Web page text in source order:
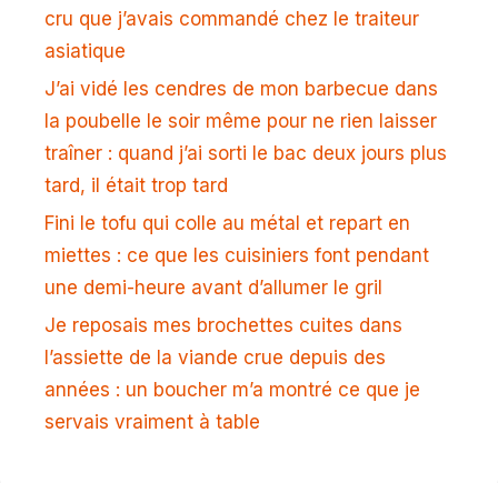
cru que j’avais commandé chez le traiteur
asiatique
J’ai vidé les cendres de mon barbecue dans
la poubelle le soir même pour ne rien laisser
traîner : quand j’ai sorti le bac deux jours plus
tard, il était trop tard
Fini le tofu qui colle au métal et repart en
miettes : ce que les cuisiniers font pendant
une demi-heure avant d’allumer le gril
Je reposais mes brochettes cuites dans
l’assiette de la viande crue depuis des
années : un boucher m’a montré ce que je
servais vraiment à table